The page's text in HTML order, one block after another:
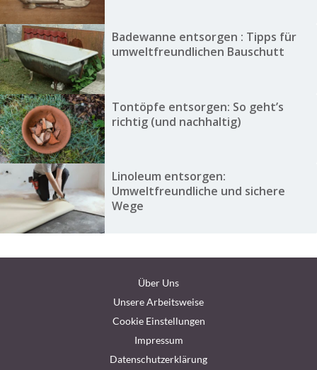
Badewanne entsorgen : Tipps für
umweltfreundlichen Bauschutt
Tontöpfe entsorgen: So geht’s
richtig (und nachhaltig)
Linoleum entsorgen:
Umweltfreundliche und sichere
Wege
Über Uns
Unsere Arbeitsweise
Cookie Einstellungen
Impressum
Datenschutzerklärung